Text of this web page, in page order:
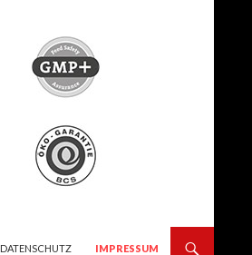
DATENSCHUTZ IMPRESSUM